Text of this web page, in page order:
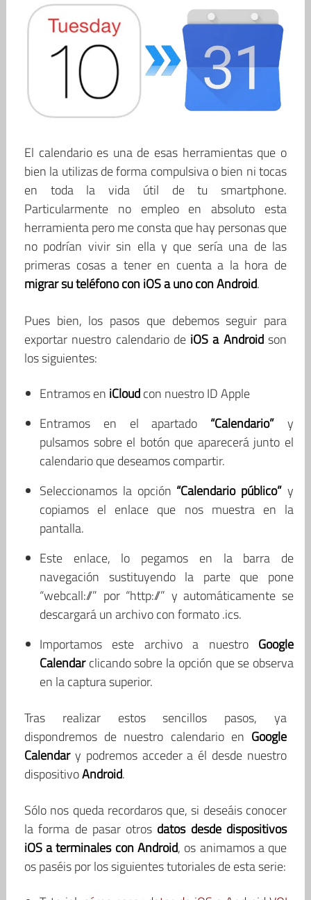
El calendario es una de esas herramientas que o
bien la utilizas de forma compulsiva o bien ni tocas
en toda la vida útil de tu smartphone.
Particularmente no empleo en absoluto esta
herramienta pero me consta que hay personas que
no podrían vivir sin ella y que sería una de las
primeras cosas a tener en cuenta a la hora de
migrar su teléfono con iOS a uno con Android.
Pues bien, los pasos que debemos seguir para
exportar nuestro calendario de iOS a Androidson
los siguientes:
Entramos en iCloudcon nuestro ID Apple
Entramos en el apartado “Calendario” y
pulsamos sobre el botón que aparecerá junto el
calendario que deseamos compartir.
Seleccionamos la opción “Calendario público” y
copiamos el enlace que nos muestra en la
pantalla.
Este enlace, lo pegamos en la barra de
navegación sustituyendo la parte que pone
“webcall://” por “http://” y automáticamente se
descargará un archivo con formato .ics.
Importamos este archivo a nuestro Google
Calendarclicando sobre la opción que se observa
en la captura superior.
Tras realizar estos sencillos pasos, ya
dispondremos de nuestro calendario en Google
Calendary podremos acceder a él desde nuestro
dispositivoAndroid.
Sólo nos queda recordaros que, si deseáis conocer
la forma de pasar otros datos desde dispositivos
iOS a terminales con Android, os animamos a que
os paséis por los siguientes tutoriales de esta serie: